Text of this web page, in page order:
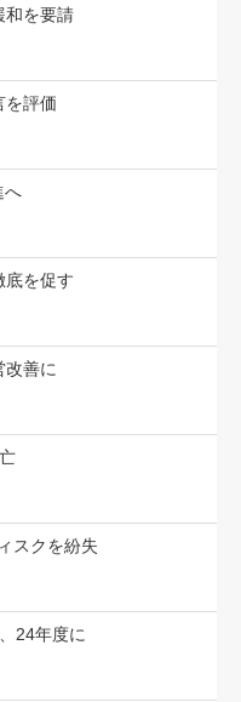
和を要請
を評価
へ
底を促す
改善に
スクを紛失
24年度に